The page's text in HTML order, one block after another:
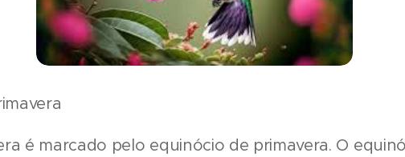
é marcado pelo equinócio de primavera. O